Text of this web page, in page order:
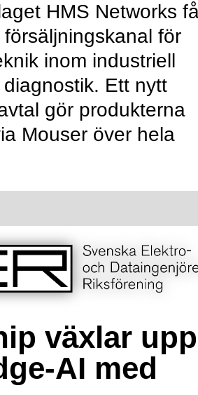
HMS Networks
för
inom industriell
Ett nytt
gör produkterna
Mouser över hela
växlar upp
AI med